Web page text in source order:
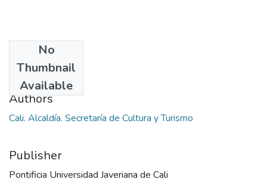
No
Thumbnail
Available
2015
Authors
Cali. Alcaldía. Secretaría de Cultura y Turismo
Publisher
Pontificia Universidad Javeriana de Cali